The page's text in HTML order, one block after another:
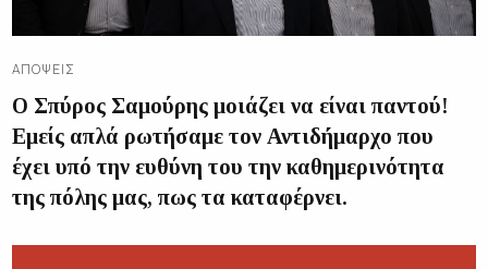
ΑΠΌΨΕΙΣ
Ο Σπύρος Σαμούρης μοιάζει να είναι παντού!
Εμείς απλά ρωτήσαμε τον Αντιδήμαρχο που
έχει υπό την ευθύνη του την καθημερινότητα
της πόλης μας, πως τα καταφέρνει.